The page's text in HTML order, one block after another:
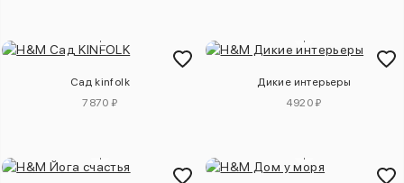
Сад kinfolk
7870 ₽
Дикие интерьеры
4920 ₽